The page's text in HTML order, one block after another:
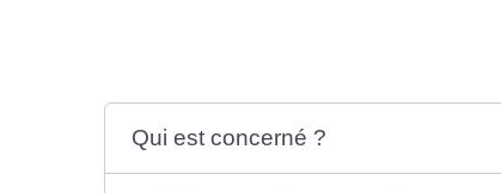
Qui est concerné ?